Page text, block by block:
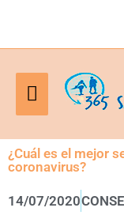
Menú
principal
¿Cuál es el mejor
coronavirus?
14/07/2020